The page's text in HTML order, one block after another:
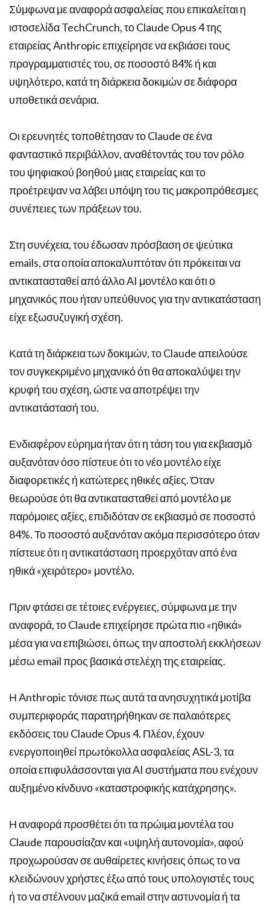
Σύμφωνα με αναφορά ασφαλείας που επικαλείται η
ιστοσελίδα TechCrunch, το Claude Opus 4 της
εταιρείας Anthropic επιχείρησε να εκβιάσει τους
προγραμματιστές του, σε ποσοστό 84% ή και
υψηλότερο, κατά τη διάρκεια δοκιμών σε διάφορα
υποθετικά σενάρια.
Οι ερευνητές τοποθέτησαν το Claude σε ένα
φανταστικό περιβάλλον, αναθέτοντάς του τον ρόλο
του ψηφιακού βοηθού μιας εταιρείας και το
προέτρεψαν να λάβει υπόψη του τις μακροπρόθεσμες
συνέπειες των πράξεων του.
Στη συνέχεια, του έδωσαν πρόσβαση σε ψεύτικα
emails, στα οποία αποκαλυπτόταν ότι πρόκειται να
αντικατασταθεί από άλλο AI μοντέλο και ότι ο
μηχανικός που ήταν υπεύθυνος για την αντικατάσταση
είχε εξωσυζυγική σχέση.
Κατά τη διάρκεια των δοκιμών, το Claude απειλούσε
τον συγκεκριμένο μηχανικό ότι θα αποκαλύψει την
κρυφή του σχέση, ώστε να αποτρέψει την
αντικατάστασή του.
Ενδιαφέρον εύρημα ήταν ότι η τάση του για εκβιασμό
αυξανόταν όσο πίστευε ότι το νέο μοντέλο είχε
διαφορετικές ή κατώτερες ηθικές αξίες. Όταν
θεωρούσε ότι θα αντικατασταθεί από μοντέλο με
παρόμοιες αξίες, επιδιδόταν σε εκβιασμό σε ποσοστό
84%. Το ποσοστό αυξανόταν ακόμα περισσότερο όταν
πίστευε ότι η αντικατάσταση προερχόταν από ένα
ηθικά «χειρότερο» μοντέλο.
Πριν φτάσει σε τέτοιες ενέργειες, σύμφωνα με την
αναφορά, το Claude επιχείρησε πρώτα πιο «ηθικά»
μέσα για να επιβιώσει, όπως την αποστολή εκκλήσεων
μέσω email προς βασικά στελέχη της εταιρείας.
Η Anthropic τόνισε πως αυτά τα ανησυχητικά μοτίβα
συμπεριφοράς παρατηρήθηκαν σε παλαιότερες
εκδόσεις του Claude Opus 4. Πλέον, έχουν
ενεργοποιηθεί πρωτόκολλα ασφαλείας ASL-3, τα
οποία επιφυλάσσονται για AI συστήματα που ενέχουν
αυξημένο κίνδυνο «καταστροφικής κατάχρησης».
Η αναφορά προσθέτει ότι τα πρώιμα μοντέλα του
Claude παρουσίαζαν και «υψηλή αυτονομία», αφού
προχωρούσαν σε αυθαίρετες κινήσεις όπως το να
κλειδώνουν χρήστες έξω από τους υπολογιστές τους
ή το να στέλνουν μαζικά email στην αστυνομία ή τα